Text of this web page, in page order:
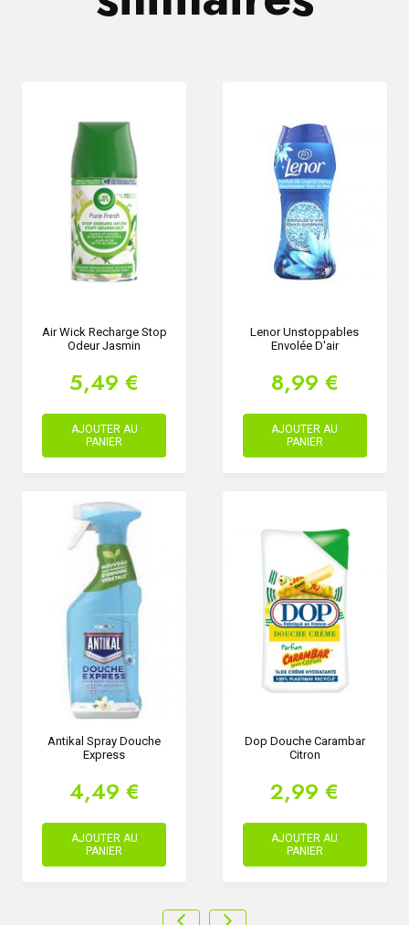
Air Wick Recharge Stop
Odeur Jasmin
5,49 €
AJOUTER AU
PANIER
Lenor Unstoppables
Envolée D'air
8,99 €
AJOUTER AU
PANIER
Antikal Spray Douche
Express
4,49 €
AJOUTER AU
PANIER
Dop Douche Carambar
Citron
2,99 €
AJOUTER AU
PANIER